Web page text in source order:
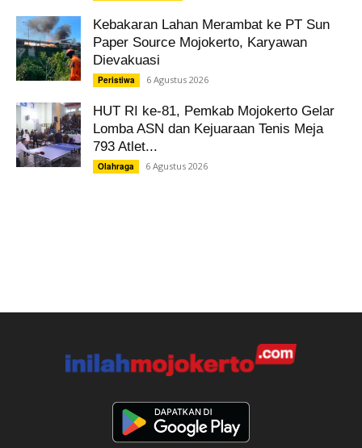
Kebakaran Lahan Merambat ke PT Sun
Paper Source Mojokerto, Karyawan
Dievakuasi
Peristiwa 6 Agustus 2026
HUT RI ke-81, Pemkab Mojokerto Gelar
Lomba ASN dan Kejuaraan Tenis Meja
793 Atlet...
Olahraga 6 Agustus 2026